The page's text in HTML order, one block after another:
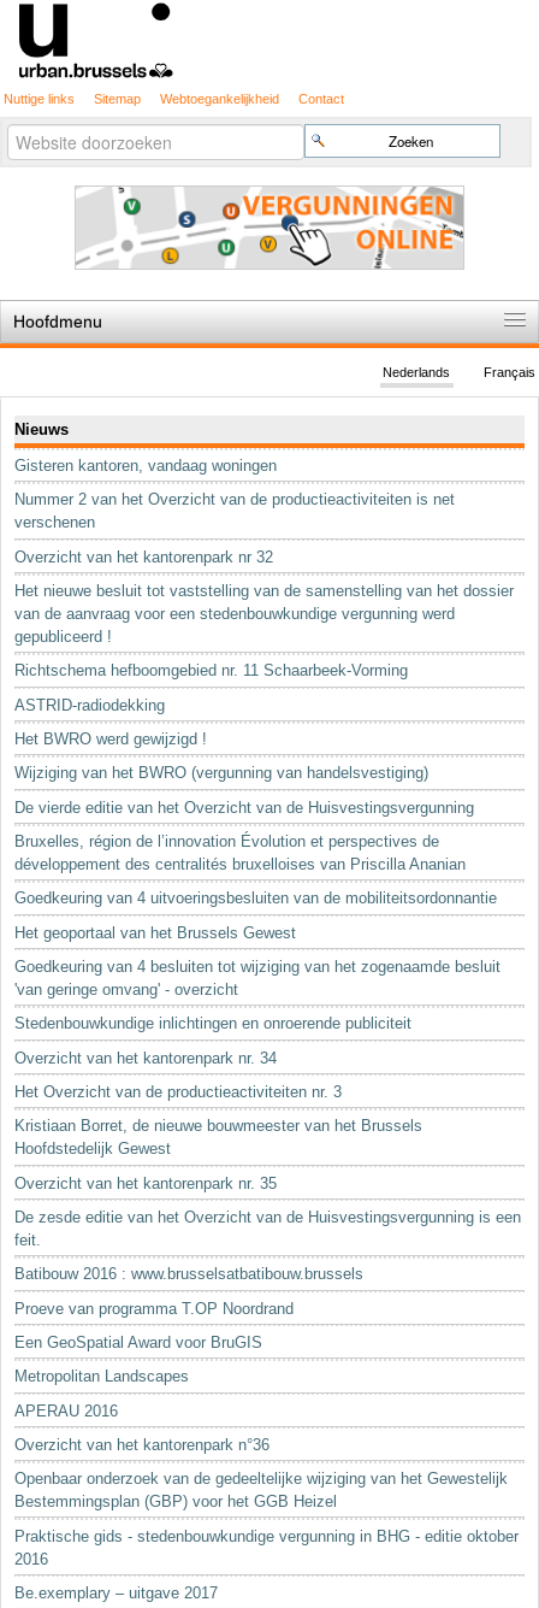
Nuttige links Sitemap Webtoegankelijkheid Contact
Zoek
Geavanceerd
zoeken...
Hoofdmenu
De spelregels
Stedenbouwkundige vergunning
Cartografie
Studies en publicaties
Sleutelwoorden
Stedenbouwkundige inlichtingen
Français
Nederlands
Nieuws
Gisteren kantoren, vandaag woningen
Nummer 2 van het Overzicht van de productieactiviteiten is net
verschenen
Overzicht van het kantorenpark nr 32
Het nieuwe besluit tot vaststelling van de samenstelling van het dossier
van de aanvraag voor een stedenbouwkundige vergunning werd
gepubliceerd !
Richtschema hefboomgebied nr. 11 Schaarbeek-Vorming
ASTRID-radiodekking
Het BWRO werd gewijzigd !
Wijziging van het BWRO (vergunning van handelsvestiging)
De vierde editie van het Overzicht van de Huisvestingsvergunning
Bruxelles, région de l’innovation Évolution et perspectives de
développement des centralités bruxelloises van Priscilla Ananian
Goedkeuring van 4 uitvoeringsbesluiten van de mobiliteitsordonnantie
Het geoportaal van het Brussels Gewest
Goedkeuring van 4 besluiten tot wijziging van het zogenaamde besluit
'van geringe omvang' - overzicht
Stedenbouwkundige inlichtingen en onroerende publiciteit
Overzicht van het kantorenpark nr. 34
Het Overzicht van de productieactiviteiten nr. 3
Kristiaan Borret, de nieuwe bouwmeester van het Brussels
Hoofdstedelijk Gewest
Overzicht van het kantorenpark nr. 35
De zesde editie van het Overzicht van de Huisvestingsvergunning is een
feit.
Batibouw 2016 : www.brusselsatbatibouw.brussels
Proeve van programma T.OP Noordrand
Een GeoSpatial Award voor BruGIS
Metropolitan Landscapes
APERAU 2016
Overzicht van het kantorenpark n°36
Openbaar onderzoek van de gedeeltelijke wijziging van het Gewestelijk
Bestemmingsplan (GBP) voor het GGB Heizel
Praktische gids - stedenbouwkundige vergunning in BHG - editie oktober
2016
Be.exemplary – uitgave 2017